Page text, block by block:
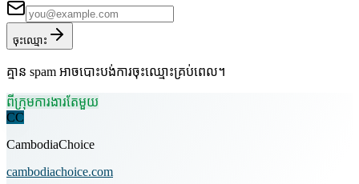
ចុះឈ្មោះ
គ្មាន spam អាចបោះបង់ការចុះឈ្មោះគ្រប់ពេល។
ពីក្រុមការងារតែមួយ
CC
CambodiaChoice
cambodiachoice.com